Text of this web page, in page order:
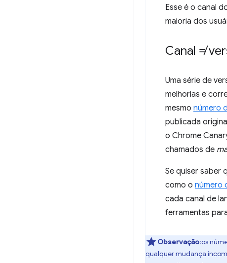
Esse é o canal
maioria dos
Canal ≠
Uma série de
melhorias e
mesmo número
publicada
o Chrome
chamados de
Se quiser saber
como o número
cada canal de
ferramentas
Observação:os
qualquer mudança